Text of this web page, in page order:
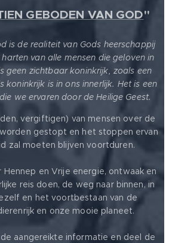
GEBODEN VAN GOD"
is de realiteit van Gods heerschappij
van alle mensen die geloven in
geen zichtbaar koninkrijk, zoals een
koninkrijk is in ons innerlijk. Het is een
we ervaren door de Heilige Geest.
vergiftigen) van mensen over de
gestopt en het stoppen ervan
zal moeten blijven voortduren.
en Vrije energie, ontwaak en
reis doen, de weg naar binnen, in
en het voortbestaan van de
en onze mooie planeet.
aangereikte informatie en deel de